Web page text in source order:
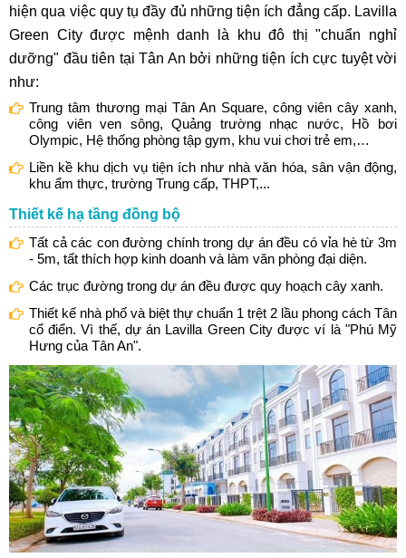
hiện qua việc quy tụ đầy đủ những tiện ích đẳng cấp. Lavilla
Green City được mệnh danh là khu đô thị "chuẩn nghỉ
dưỡng" đầu tiên tại Tân An bởi những tiện ích cực tuyệt vời
như:
Trung tâm thương mại Tân An Square, công viên cây xanh,
công viên ven sông, Quảng trường nhạc nước, Hồ bơi
Olympic, Hệ thống phòng tập gym, khu vui chơi trẻ em,…
Liền kề khu dịch vụ tiện ích như nhà văn hóa, sân vận động,
khu ẩm thực, trường Trung cấp, THPT,...
Thiết kế hạ tầng đồng bộ
Tất cả các con đường chính trong dự án đều có vỉa hè từ 3m
- 5m, tất thích hợp kinh doanh và làm văn phòng đại diện.
Các trục đường trong dự án đều được quy hoạch cây xanh.
Thiết kế nhà phố và biệt thự chuẩn 1 trệt 2 lầu phong cách Tân
cổ điển. Vì thế, dự án Lavilla Green City được ví là "Phú Mỹ
Hưng của Tân An".